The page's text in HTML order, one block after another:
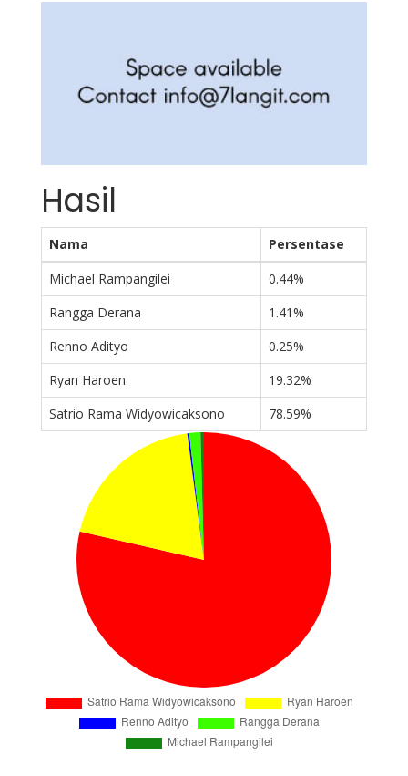
Hasil
Nama
Persentase
Michael Rampangilei
0.44%
Rangga Derana
1.41%
Renno Adityo
0.25%
Ryan Haroen
19.32%
Satrio Rama Widyowicaksono
78.59%